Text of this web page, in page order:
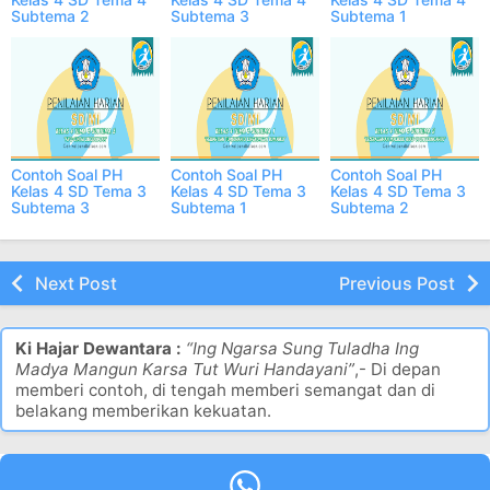
Subtema 2
Subtema 3
Subtema 1
Contoh Soal PH
Kelas 4 SD Tema 3
Subtema 3
Contoh Soal PH
Kelas 4 SD Tema 3
Subtema 1
Contoh Soal PH
Kelas 4 SD Tema 3
Subtema 2
Next Post Previous Post
Ki Hajar Dewantara : “Ing Ngarsa Sung Tuladha Ing
Madya Mangun Karsa Tut Wuri Handayani”,- Di depan
memberi contoh, di tengah memberi semangat dan di
belakang memberikan kekuatan.